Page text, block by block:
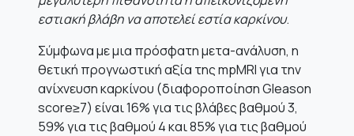
εστιακή βλάβη να αποτελεί εστία καρκίνου.
Σύμφωνα με μια πρόσφατη μετα-ανάλυση, η
θετική προγνωστική αξία της mpMRI για την
ανίχνευση καρκίνου (διαφοροποίηση Gleason
score≥7) είναι 16% για τις βλάβες βαθμού 3,
59% για τις βαθμού 4 και 85% για τις βαθμού